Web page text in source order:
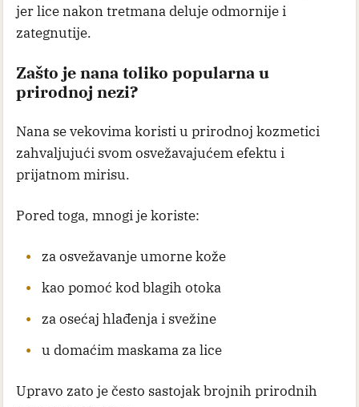
jer lice nakon tretmana deluje odmornije i
zategnutije.
Zašto je nana toliko popularna u
prirodnoj nezi?
Nana se vekovima koristi u prirodnoj kozmetici
zahvaljujući svom osvežavajućem efektu i
prijatnom mirisu.
Pored toga, mnogi je koriste:
za osvežavanje umorne kože
kao pomoć kod blagih otoka
za osećaj hlađenja i svežine
u domaćim maskama za lice
Upravo zato je često sastojak brojnih prirodnih